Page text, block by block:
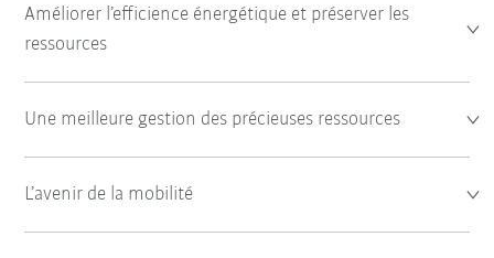
Améliorer l’efficience énergétique et préserver les
ressources
Une meilleure gestion des précieuses ressources
L’avenir de la mobilité